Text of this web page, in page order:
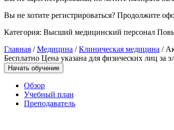
Экологическая
промышленности
Техносферная
Вы не хотите регистрироваться? Продолжите
Категория: Высший медицинский персонал
Главная /Медицина /Клиническая медицина /
Бесплатно Цена указана для физических лиц за
Начать обучение
Обзор
Учебный план
Преподаватель